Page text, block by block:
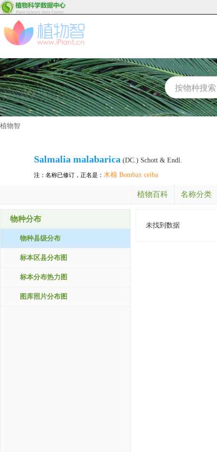
植物智
Salmalia malabarica (DC.) Schott & Endl.
注：名称已修订，正名是： 木棉 Bombax ceiba
植物百科 名称分类
物种分布
物种县级分布
标本区县分布图
标本分布热力图
图库照片分布图
未找到数据